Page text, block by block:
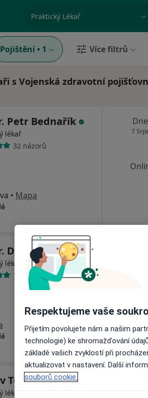
specializace, nemoc nebo
Pojištění • 1 Více filtrů
s Vojenská zdravotní
Petr Bednařík
lékař
32 názorů
• Mapa
7
Darja Palzerová
lékař
15 názorů
Tomášek
lékař
Respektujeme vaše
Přijetím povolujete nám a našim
technologie) ke shromažďování
základě vašich zvyklostí při
aktualizovat v nastavení. Další
souborů cookie.